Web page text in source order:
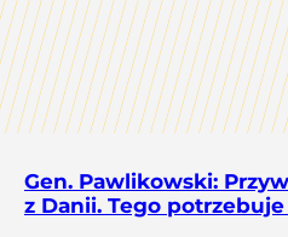
Gen. Pawlikowski:
z Danii. Tego potrzebuje